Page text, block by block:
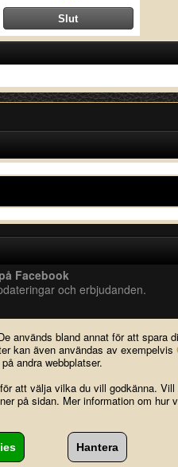
används bland annat för att spara
kan även användas av exempelvis
andra webbplatser.
att välja vilka du vill godkänna. Vill
på sidan. Mer information om hur
Facebook
och erbjudanden.
live i vår YouTube-kanal.
FAQ|Om oss|Köpvillkor|